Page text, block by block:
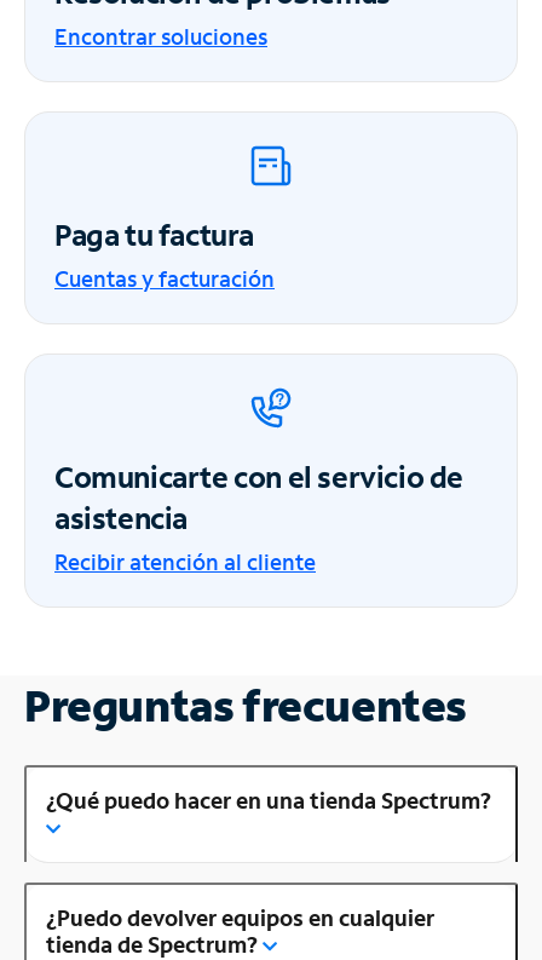
Encontrar soluciones
Paga tu factura
Cuentas y facturación
Comunicarte con el servicio de
asistencia
Recibir atención al cliente
Preguntas frecuentes
¿Qué puedo hacer en una tienda Spectrum?
¿Puedo devolver equipos en cualquier
tienda de Spectrum?